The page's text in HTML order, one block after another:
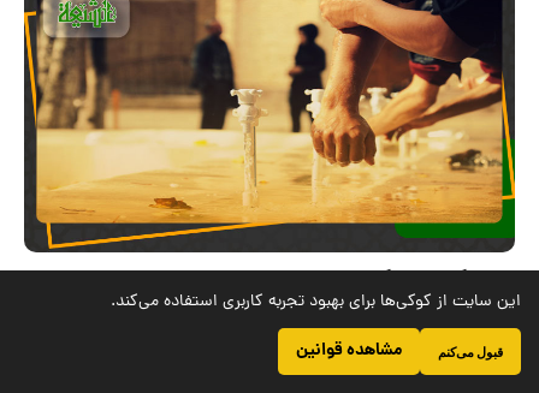
اختصاص مقام شهادت به امامان حق در قیامت
6
این سایت از کوکی‌ها برای بهبود تجربه کاربری استفاده می‌کند.
قبول می‌کنم مشاهده قوانین